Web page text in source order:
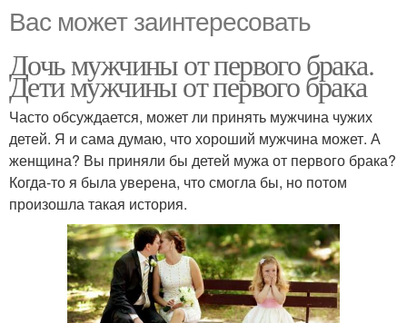
Вас может заинтересовать
Дочь мужчины от первого брака.
Дети мужчины от первого брака
Часто обсуждается, может ли принять мужчина чужих
детей. Я и сама думаю, что хороший мужчина может. А
женщина? Вы приняли бы детей мужа от первого брака?
Когда-то я была уверена, что смогла бы, но потом
произошла такая история.